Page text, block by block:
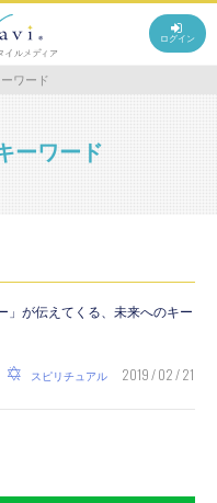
ログイン
ワード
ーワード
」が伝えてくる、未来へのキー
スピリチュアル 2019 / 02 / 21